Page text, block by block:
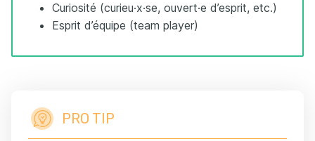
Curiosité (curieu·x·se, ouvert·e d’esprit, etc.)
Esprit d’équipe (team player)
PRO TIP